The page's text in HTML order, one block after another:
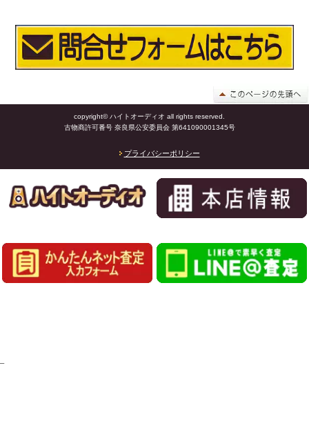
copyright© ハイトオーディオ all rights reserved.
古物商許可番号 奈良県公安委員会 第641090001345号
プライバシーポリシー